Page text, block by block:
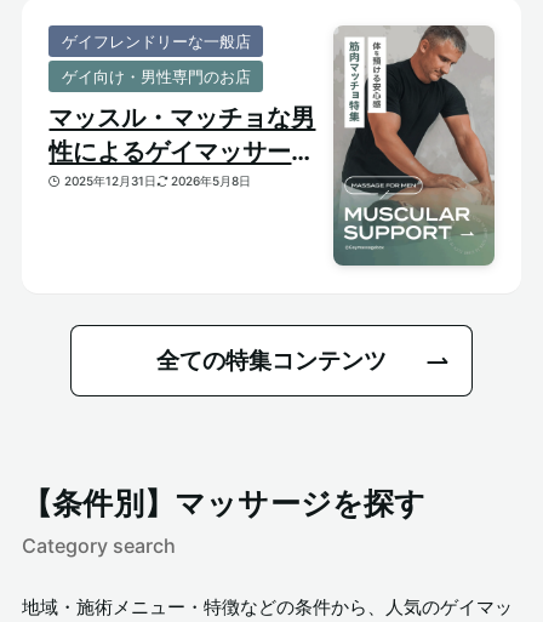
ゲイフレンドリーな一般店
ゲイ向け・男性専門のお店
マッスル・マッチョな男
性によるゲイマッサージ
特集｜おすすめ筋肉質メ
2025年12月31日 2026年5月8日
全ての特集コンテンツ
【条件別】マッサージを探す
Category search
地域・施術メニュー・特徴などの条件から、人気のゲイマッ